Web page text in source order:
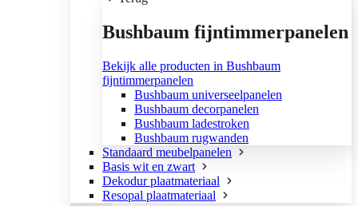
Bushbaum fijntimmerpanelen
Bekijk alle producten in Bushbaum
fijntimmerpanelen
Bushbaum universeelpanelen
Bushbaum decorpanelen
Bushbaum ladestroken
Bushbaum rugwanden
Standaard meubelpanelen
Basis wit en zwart
Dekodur plaatmateriaal
Resopal plaatmateriaal